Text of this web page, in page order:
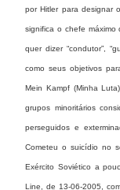
por Hitler para designar
significa o chefe
quer dizer “condutor”,
como seus objetivos
Mein Kampf (Minha
grupos minoritários
perseguidos e
Cometeu o suicídio no
Exército Soviético a
Line, de 13-06-2005,